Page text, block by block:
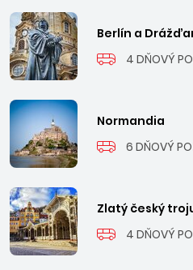
Berlín a
4 DŇOVÝ
Normandia
6 DŇOVÝ
Zlatý český
4 DŇOVÝ